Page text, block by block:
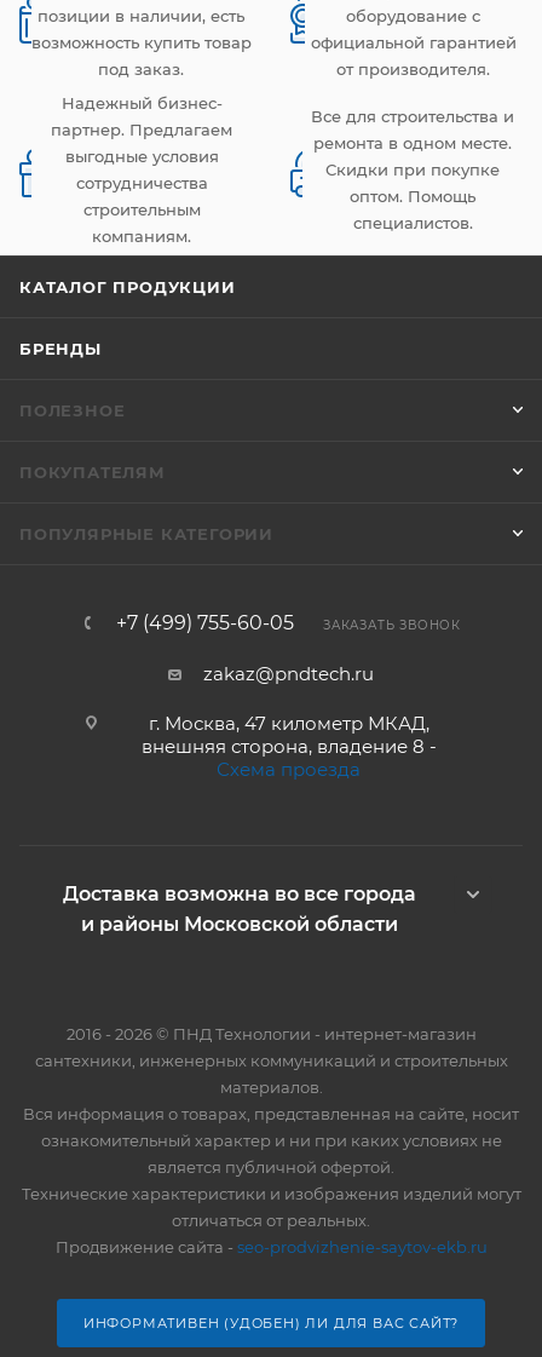
позиции в наличии, есть
возможность купить товар
под заказ.
оборудование с
официальной гарантией
от производителя.
Надежный бизнес-
партнер. Предлагаем
выгодные условия
сотрудничества
строительным
компаниям.
Все для строительства и
ремонта в одном месте.
Скидки при покупке
оптом. Помощь
специалистов.
КАТАЛОГ ПРОДУКЦИИ
БРЕНДЫ
ПОЛЕЗНОЕ
ПОКУПАТЕЛЯМ
ПОПУЛЯРНЫЕ КАТЕГОРИИ
+7 (499) 755-60-05 ЗАКАЗАТЬ ЗВОНОК
zakaz@pndtech.ru
г. Москва, 47 километр МКАД,
внешняя сторона, владение 8 -
Схема проезда
Доставка возможна во все города
и районы Московской области
2016 - 2026 © ПНД Технологии - интернет-магазин
сантехники, инженерных коммуникаций и строительных
материалов.
Вся информация о товарах, представленная на сайте, носит
ознакомительный характер и ни при каких условиях не
является публичной офертой.
Технические характеристики и изображения изделий могут
отличаться от реальных.
Продвижение сайта - seo-prodvizhenie-saytov-ekb.ru
ИНФОРМАТИВЕН (УДОБЕН) ЛИ ДЛЯ ВАС САЙТ?